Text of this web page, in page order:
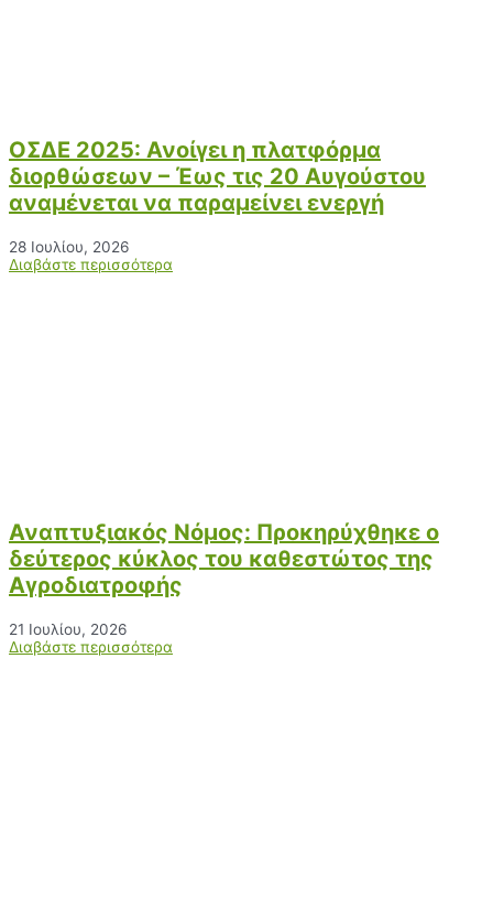
ΟΣΔΕ 2025: Ανοίγει η πλατφόρμα
διορθώσεων – Έως τις 20 Αυγούστου
αναμένεται να παραμείνει ενεργή
28 Ιουλίου, 2026
Διαβάστε περισσότερα
Αναπτυξιακός Νόμος: Προκηρύχθηκε ο
δεύτερος κύκλος του καθεστώτος της
Αγροδιατροφής
21 Ιουλίου, 2026
Διαβάστε περισσότερα